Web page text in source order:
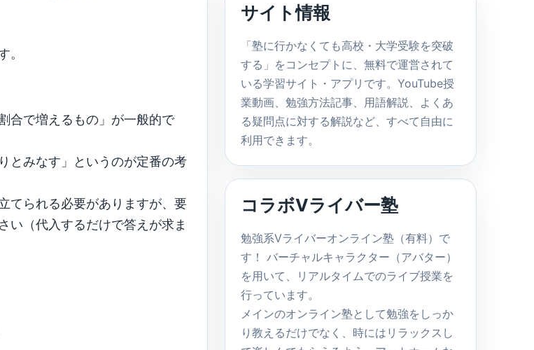
。
合で増えるもの」が一般的で
とみなす」というのが定番の考
てられる必要がありますが、要
い（代入するだけで答えが求ま
検
サイト情報
「塾に行かなくても高校・大学受験を突破
する」をコンセプトに、無料で運営されて
いる学習サイト・アプリです。YouTube授
業動画、勉強方法記事、用語解説、よくあ
る疑問点に対する解説など、すべて自由に
利用できます。
コラボVライバー塾
勉強系Vライバーオンライン塾（有料）で
す！ バーチャルキャラクター（アバター）
を用いて、リアルタイムでのライブ授業を
行っています。
メインのオンライン塾として勉強をしっか
り教えるだけでなく、時にはリラックスし